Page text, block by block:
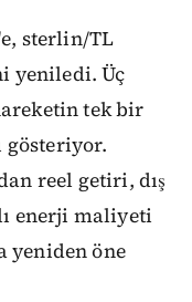
sterlin/TL
yeniledi. Üç
tek bir
gösteriyor.
reel getiri, dış
enerji maliyeti
yeniden öne